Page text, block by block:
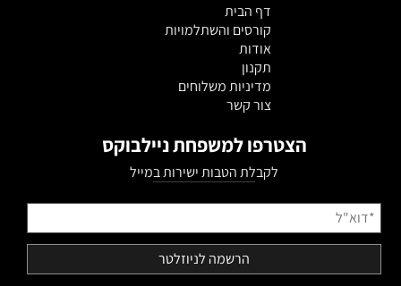
דף הבית
קורסים והשתלמויות
אודות
תקנון
מדיניות משלוחים
צור קשר
הצטרפו למשפחת ניילבוקס
לקבלת הטבות ישירות במייל